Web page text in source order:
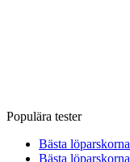
Populära tester
Bästa
Bästa